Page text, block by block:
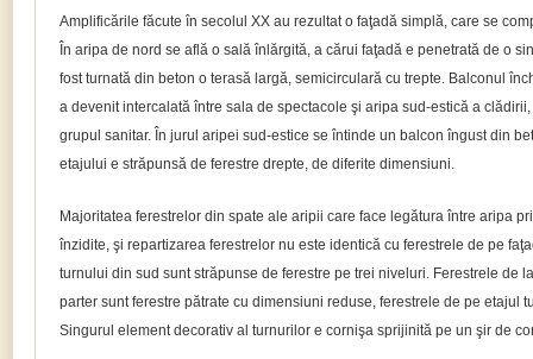
Amplificările făcute în secolul XX au rezultat o faţadă simplă, care se
În aripa de nord se află o sală înlărgită, a cărui faţadă e penetrată de o
fost turnată din beton o terasă largă, semicirculară cu trepte. Balconul
a devenit intercalată între sala de spectacole şi aripa sud-estică a
grupul sanitar. În jurul aripei sud-estice se întinde un balcon îngust din
etajului e străpunsă de ferestre drepte, de diferite dimensiuni.
Majoritatea ferestrelor din spate ale aripii care face legătura între aripa
înzidite, şi repartizarea ferestrelor nu este identică cu ferestrele de pe
turnului din sud sunt străpunse de ferestre pe trei niveluri. Ferestrele de
parter sunt ferestre pătrate cu dimensiuni reduse, ferestrele de pe etajul
Singurul element decorativ al turnurilor e cornişa sprijinită pe un şir de